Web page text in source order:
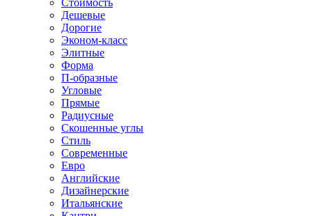
Стоимость
Дешевые
Дорогие
Эконом-класс
Элитные
Форма
П-образные
Угловые
Прямые
Радиусные
Скошенные углы
Стиль
Современные
Евро
Английские
Дизайнерские
Итальянские